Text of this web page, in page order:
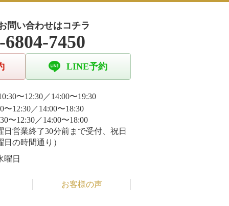
問い合わせはコチラ
6804-7450
LINE予約
〜12:30／14:00〜19:30
〜12:30／14:00〜18:30
〜12:30／14:00〜18:00
日営業終了30分前まで受付、祝日
日の時間通り）
曜日
お客様の声